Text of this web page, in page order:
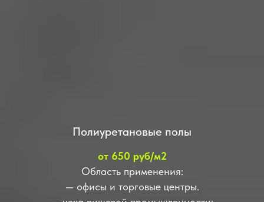
Полиуретановые полы
от 650 руб/м2
Область применения:
— офисы и торговые центры.